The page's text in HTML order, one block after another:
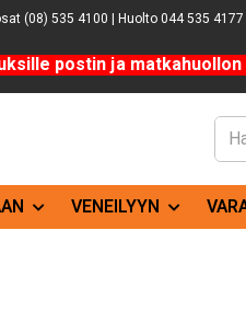
(08) 535 4100 | Huolto 044 535 4177
postin ja
VENEILYYN